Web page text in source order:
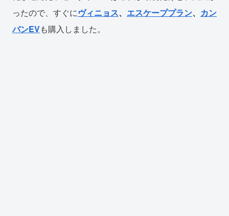
ったので、すぐにヴィニョス、 エスケーププラン、 カン
バンEVも購入しました。